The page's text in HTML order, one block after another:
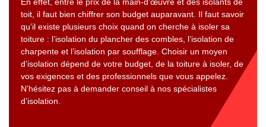
toit, il faut bien chiffrer son budget auparavant. Il faut savoir
qu’il existe plusieurs choix quand on cherche à isoler sa
toiture : l’isolation du plancher des combles, l’isolation de
charpente et l’isolation par soufflage. Choisir un moyen
d’isolation dépend de votre budget, de la toiture à isoler, de
vos exigences et des professionnels que vous appelez.
N’hésitez pas à demander conseil à nos spécialistes
d’isolation.